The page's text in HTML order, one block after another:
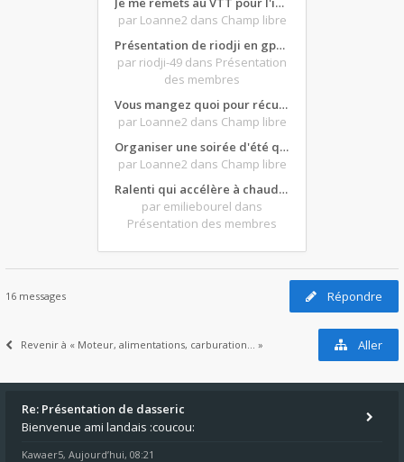
par Loanne2 dans Champ libre
Présentation de riodji en gpz500
par riodji-49 dans Présentation
des membres
Vous mangez quoi pour récupérer après une grosse journée de moto ?
par Loanne2 dans Champ libre
Organiser une soirée d'été qui claque : vos bons plans matos ?
par Loanne2 dans Champ libre
Ralenti qui accélère à chaud et ne redescend pas...
par emiliebourel dans
Présentation des membres
16 messages Répondre
Revenir à « Moteur, alimentations, carburation... » Aller
Re: Présentation de dasseric
Bienvenue ami landais :coucou:
Kawaer5, Aujourd’hui, 08:21